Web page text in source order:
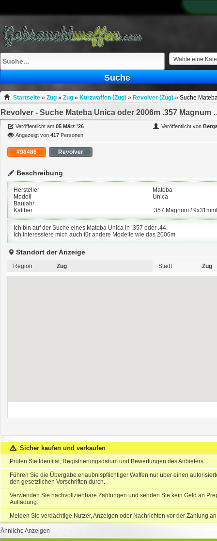
sell
What
to
buy
Stuff
Fill
Wähle eine
Suche
Startseite» Zug» Zug» Kurzwaffen (Zug)» Revolver (Zug)» Suche
Revolver - Suche
Veröffentlicht am05 März '26 Veröffentlicht von
Angezeigt von417 Personen
#98486 Revolver
Beschreibung
Hersteller
Mateba
Modell
Unica
Baujahr
Kaliber
.357 Magnum /
Ich bin auf der Suche eines Mateba Unica in .357 oder .44.
Ich interessiere mich auch für andere Modelle wie das 2006m
Standort der Anzeige
Region Zug Stadt Zug
Sicher kaufen und verkaufen
Prüfen Sie Identität, Registrierungsdatum und Bewertungen des Anbieters.
Führen Sie die Übergabe erlaubnispflichtiger Waffen nur über einen
den gesetzlichen Vorschriften durch.
Verwenden Sie nachvollziehbare Zahlungen und senden Sie kein Geld an
Aufladung.
Melden Sie verdächtige Nutzer, Anzeigen oder Nachrichten vor der Zahlung
Ähnliche Anzeigen